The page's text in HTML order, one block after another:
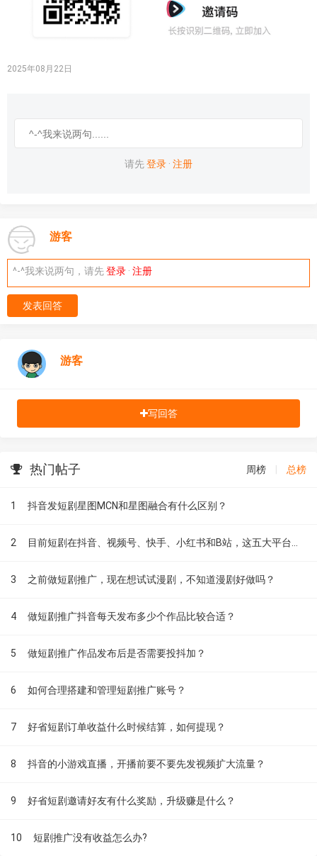
2025年08月22日
请先登录 · 注册
游客
^-^我来说两句，请先登录 · 注册
发表回答
游客
写回答
热门帖子 周榜 总榜
1 抖音发短剧星图MCN和星图融合有什么区别？
2
3 之前做短剧推广，现在想试试漫剧，不知道漫剧好做吗？
4 做短剧推广抖音每天发布多少个作品比较合适？
5 做短剧推广作品发布后是否需要投抖加？
6 如何合理搭建和管理短剧推广账号？
7 好省短剧订单收益什么时候结算，如何提现？
8 抖音的小游戏直播，开播前要不要先发视频扩大流量？
9 好省短剧邀请好友有什么奖励，升级赚是什么？
10 短剧推广没有收益怎么办?